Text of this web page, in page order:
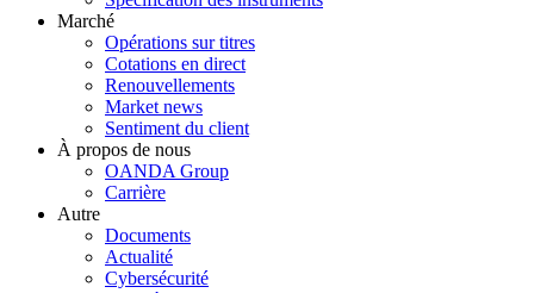
Marché
Opérations sur titres
Cotations en direct
Renouvellements
Market news
Sentiment du client
À propos de nous
OANDA Group
Carrière
Autre
Documents
Actualité
Cybersécurité